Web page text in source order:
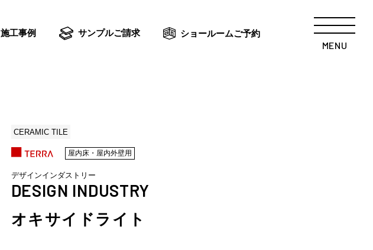
施工事例 サンプルご請求 ショールームご予約
MENU
CERAMIC TILE
屋内床・屋内外壁用
デザインインダストリー
DESIGN INDUSTRY
オキサイドライト